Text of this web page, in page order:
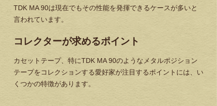
TDK MA 90は現在でもその性能を発揮できるケースが多いと
言われています。
コレクターが求めるポイント
カセットテープ、特にTDK MA 90のようなメタルポジション
テープをコレクションする愛好家が注目するポイントには、い
くつかの特徴があります。